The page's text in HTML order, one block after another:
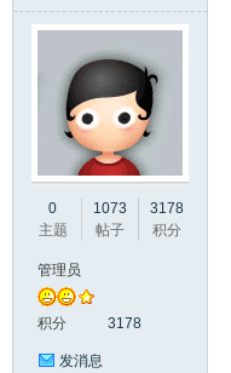
0
主题
1073
帖子
3178
积分
管理员
积分 3178
发消息